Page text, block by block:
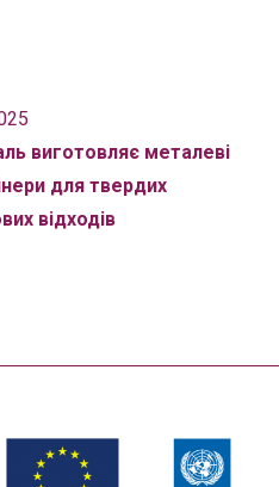
виготовляє металеві
для твердих
відходів